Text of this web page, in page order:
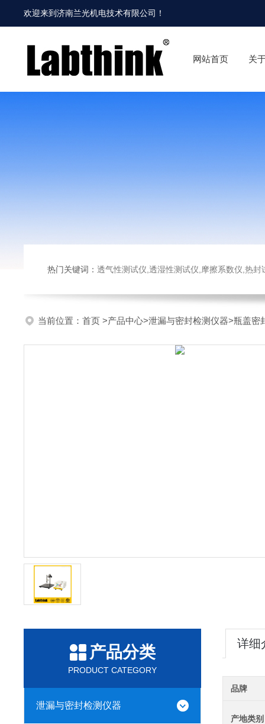
欢迎来到济南兰光机电技术有限公司 ！
网站首页 关
热门关键词： 透气性测试仪,透湿性测试仪,摩擦系数仪,热封试验仪,
当前位置： 首页 >产品中心>泄漏与密封检测仪器>瓶盖密
产品分类
PRODUCT CATEGORY
泄漏与密封检测仪器
详细
品牌
产地类别